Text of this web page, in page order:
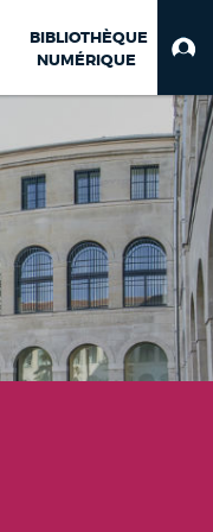
BIBLIOTHÈQUE
NUMÉRIQUE